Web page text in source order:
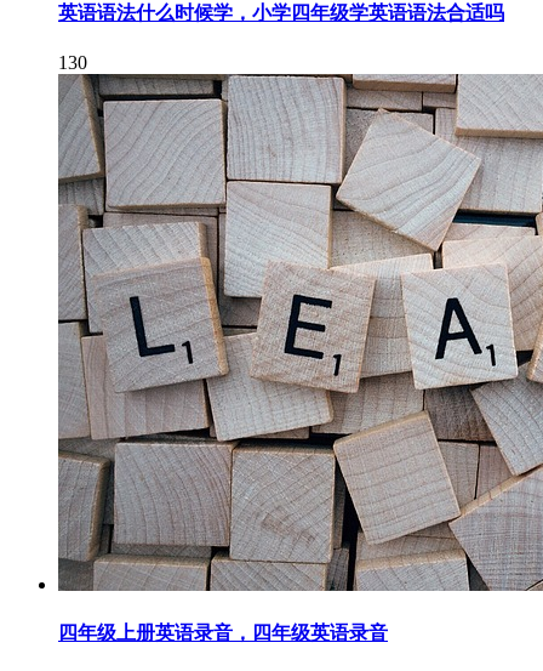
英语语法什么时候学，小学四年级学英语语法合适吗
130
四年级上册英语录音，四年级英语录音